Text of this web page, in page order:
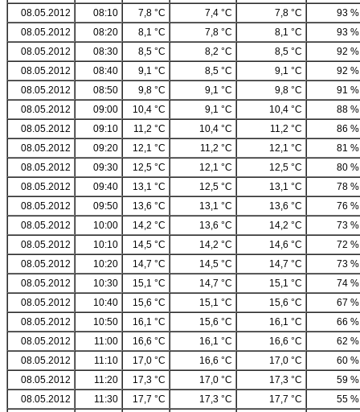
08.05.2012
08:10 7,8 °C 7,4 °C 7,8 °C
93 %
08.05.2012
08:20 8,1 °C 7,8 °C 8,1 °C
93 %
08.05.2012
08:30 8,5 °C 8,2 °C 8,5 °C
92 %
08.05.2012
08:40 9,1 °C 8,5 °C 9,1 °C
92 %
08.05.2012
08:50 9,8 °C 9,1 °C 9,8 °C
91 %
08.05.2012
09:00 10,4 °C 9,1 °C 10,4 °C
88 %
08.05.2012
09:10 11,2 °C 10,4 °C 11,2 °C
86 %
08.05.2012
09:20 12,1 °C 11,2 °C 12,1 °C
81 %
08.05.2012
09:30 12,5 °C 12,1 °C 12,5 °C
80 %
08.05.2012
09:40 13,1 °C 12,5 °C 13,1 °C
78 %
08.05.2012
09:50 13,6 °C 13,1 °C 13,6 °C
76 %
08.05.2012
10:00 14,2 °C 13,6 °C 14,2 °C
73 %
08.05.2012
10:10 14,5 °C 14,2 °C 14,6 °C
72 %
08.05.2012
10:20 14,7 °C 14,5 °C 14,7 °C
73 %
08.05.2012
10:30 15,1 °C 14,7 °C 15,1 °C
74 %
08.05.2012
10:40 15,6 °C 15,1 °C 15,6 °C
67 %
08.05.2012
10:50 16,1 °C 15,6 °C 16,1 °C
66 %
08.05.2012
11:00 16,6 °C 16,1 °C 16,6 °C
62 %
08.05.2012
11:10 17,0 °C 16,6 °C 17,0 °C
60 %
08.05.2012
11:20 17,3 °C 17,0 °C 17,3 °C
59 %
08.05.2012
11:30 17,7 °C 17,3 °C 17,7 °C
55 %